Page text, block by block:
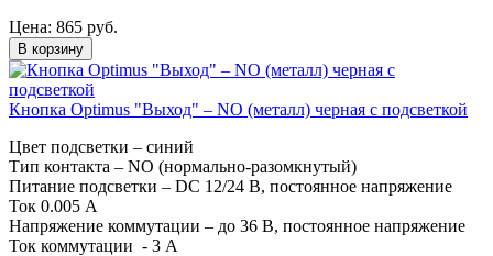
Цена: 865 руб.
В корзину
Кнопка Optimus "Выход" – NO (металл) черная с подсветкой
Цвет подсветки – синий
Тип контакта – NO (нормально-разомкнутый)
Питание подсветки – DC 12/24 В, постоянное напряжение
Ток 0.005 А
Напряжение коммутации – до 36 В, постоянное напряжение
Ток коммутации - 3 А